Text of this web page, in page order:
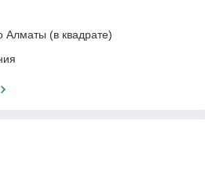
Алматы (в квадрате)